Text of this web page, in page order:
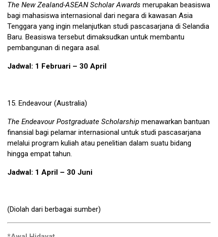
The New Zealand-ASEAN Scholar Awards merupakan beasiswa
bagi mahasiswa internasional dari negara di kawasan Asia
Tenggara yang ingin melanjutkan studi pascasarjana di Selandia
Baru. Beasiswa tersebut dimaksudkan untuk membantu
pembangunan di negara asal.
Jadwal: 1 Februari – 30 April
15. Endeavour (Australia)
The Endeavour Postgraduate Scholarship menawarkan bantuan
finansial bagi pelamar internasional untuk studi pascasarjana
melalui program kuliah atau penelitian dalam suatu bidang
hingga empat tahun.
Jadwal: 1 April – 30 Juni
(Diolah dari berbagai sumber)